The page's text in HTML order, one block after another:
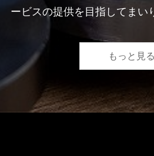
ービスの提供を目指してまい
もっと見る